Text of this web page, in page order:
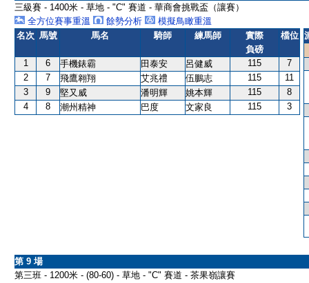
三級賽 - 1400米 - 草地 - "C" 賽道 - 華商會挑戰盃（讓賽）
全方位賽事重溫
餘勢分析
模擬鳥瞰重溫
名次 馬號 馬名 騎師 練馬師
實際
負磅
檔位
1 6 手機錶霸 田泰安 呂健威 115
7
2
7 飛鷹翱翔 艾兆禮 伍鵬志 115
11
3
9 堅又威 潘明輝 姚本輝 115
8
4
8 潮州精神 巴度 文家良 115 3
第 9 場
第三班 - 1200米 - (80-60) - 草地 - "C" 賽道 - 茶果嶺讓賽